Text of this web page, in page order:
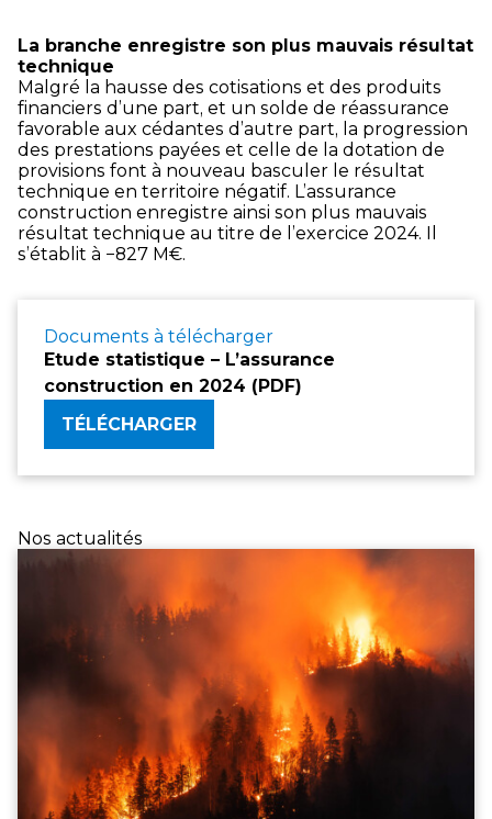
La branche enregistre son plus mauvais résultat
technique
Malgré la hausse des cotisations et des produits
financiers d’une part, et un solde de réassurance
favorable aux cédantes d’autre part, la progression
des prestations payées et celle de la dotation de
provisions font à nouveau basculer le résultat
technique en territoire négatif. L’assurance
construction enregistre ainsi son plus mauvais
résultat technique au titre de l’exercice 2024. Il
s’établit à −827 M€.
Documents à télécharger
Etude statistique – L’assurance
construction en 2024 (PDF)
TÉLÉCHARGER
Nos actualités